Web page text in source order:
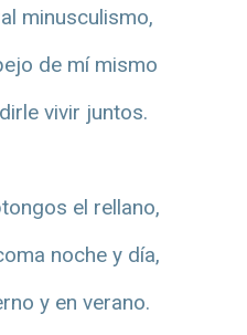
minusculismo,
de mí mismo
vivir juntos.
el rellano,
noche y día,
y en verano.